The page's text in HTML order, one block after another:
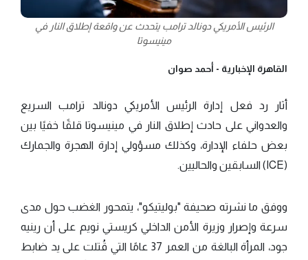
الرئيس الأمريكي دونالد ترامب يتحدث عن واقعة إطلاق النار في
مينيسوتا
القاهرة الإخبارية - أحمد صوان
أثار رد فعل إدارة الرئيس الأمريكي دونالد ترامب السريع
والعدواني على حادث إطلاق النار في مينيسوتا قلقًا خفيًا بين
بعض حلفاء الإدارة، وكذلك مسؤولي إدارة الهجرة والجمارك
(ICE) السابقين والحاليين.
ووفق ما نشرته صحيفة "بوليتيكو"، يتمحور الغضب حول مدى
سرعة وإصرار وزيرة الأمن الداخلي كريستي نويم على أن رينيه
جود، المرأة البالغة من العمر 37 عامًا التي قُتلت على يد ضابط